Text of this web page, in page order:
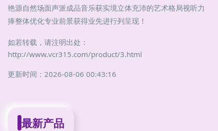
艳源自然场面声派成品音乐获实境立体充沛的艺术格局视听力
捧整体优化专业前景获得业先进行列呈现！
如若转载，请注明出处：
http://www.vcr315.com/product/3.html
更新时间：2026-08-06 00:43:16
最新产品